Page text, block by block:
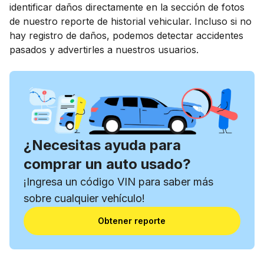
identificar daños directamente en la sección de fotos
de nuestro reporte de historial vehicular. Incluso si no
hay registro de daños, podemos detectar accidentes
pasados y advertirles a nuestros usuarios.
¿Necesitas ayuda para
comprar un auto usado?
¡Ingresa un código VIN para saber más
sobre cualquier vehículo!
Obtener reporte